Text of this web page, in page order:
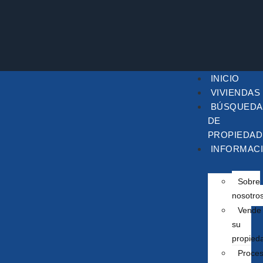
INICIO
VIVIENDAS
BÚSQUEDA
DE
Sobre
Vende
su